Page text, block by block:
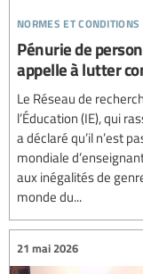
normes et
Pénurie de
appelle à lutter
Le Réseau de
l’Éducation (IE), qui
a déclaré qu’il n’est
mondiale
aux inégalités de
monde du...
21 mai 2026